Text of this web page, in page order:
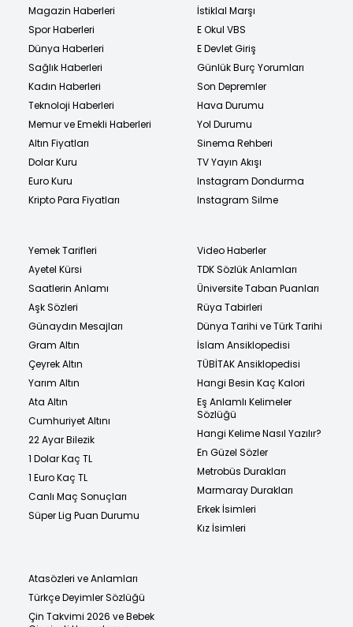
Magazin Haberleri
Spor Haberleri
Dünya Haberleri
Sağlık Haberleri
Kadın Haberleri
Teknoloji Haberleri
Memur ve Emekli Haberleri
Altın Fiyatları
Dolar Kuru
Euro Kuru
Kripto Para Fiyatları
İstiklal Marşı
E Okul VBS
E Devlet Giriş
Günlük Burç Yorumları
Son Depremler
Hava Durumu
Yol Durumu
Sinema Rehberi
TV Yayın Akışı
Instagram Dondurma
Instagram Silme
Yemek Tarifleri
Ayetel Kürsi
Saatlerin Anlamı
Aşk Sözleri
Günaydın Mesajları
Gram Altın
Çeyrek Altın
Yarım Altın
Ata Altın
Cumhuriyet Altını
22 Ayar Bilezik
1 Dolar Kaç TL
1 Euro Kaç TL
Canlı Maç Sonuçları
Süper Lig Puan Durumu
Video Haberler
TDK Sözlük Anlamları
Üniversite Taban Puanları
Rüya Tabirleri
Dünya Tarihi ve Türk Tarihi
İslam Ansiklopedisi
TÜBİTAK Ansiklopedisi
Hangi Besin Kaç Kalori
Eş Anlamlı Kelimeler
Sözlüğü
Hangi Kelime Nasıl Yazılır?
En Güzel Sözler
Metrobüs Durakları
Marmaray Durakları
Erkek İsimleri
Kız İsimleri
Atasözleri ve Anlamları
Türkçe Deyimler Sözlüğü
Çin Takvimi 2026 ve Bebek